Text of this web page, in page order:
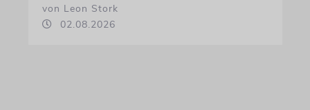
von Leon Stork
02.08.2026